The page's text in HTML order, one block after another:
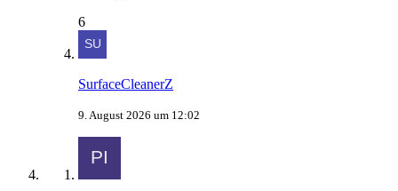
6
SurfaceCleanerZ
9. August 2026 um 12:02